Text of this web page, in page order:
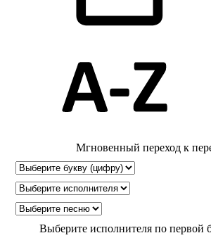
Мгновенный переход к
Выберите исполнителя по первой